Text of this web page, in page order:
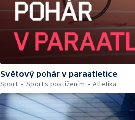
Světový pohár v paraatletice
Sport
Sport s postižením Atletika